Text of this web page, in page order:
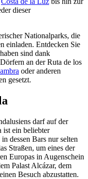
dieser
Nationalparks, die
einladen. Entdecken Sie
sind dank
an der Ruta de los
oder anderen
gesetzt.
darf auf der
ist ein beliebter
dessen Bars nur selten
Straßen, um eines der
Europas in Augenschein
Palast Alcázar, dem
Besuch abzustatten.